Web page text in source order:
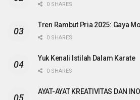
0 SHARES
Tren Rambut Pria 2025: Gaya
0 SHARES
Yuk Kenali Istilah Dalam Karate
0 SHARES
AYAT-AYAT KREATIVITAS DAN